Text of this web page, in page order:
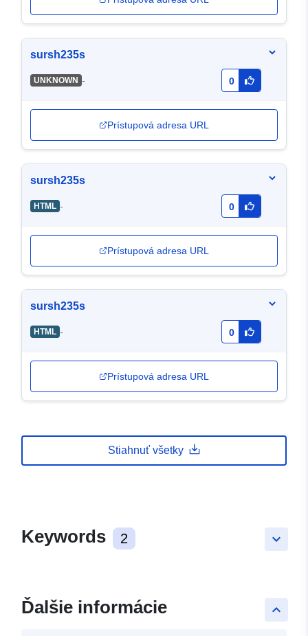
sursh235s
UNKNOWN - 0
Prístupová adresa URL
sursh235s
HTML - 0
Prístupová adresa URL
sursh235s
HTML - 0
Prístupová adresa URL
Stiahnuť všetky
keyboard_arrow_down
Keywords 2
keyboard_arrow_up
Ďalšie informácie